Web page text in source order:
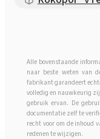
Alle bovenstaande
naar beste weten van
fabrikant garandeert
volledig en nauwkeurig
gebruik ervan. De
documentatie zelf te
recht voor om de inhoud
redenen te wijzigen.